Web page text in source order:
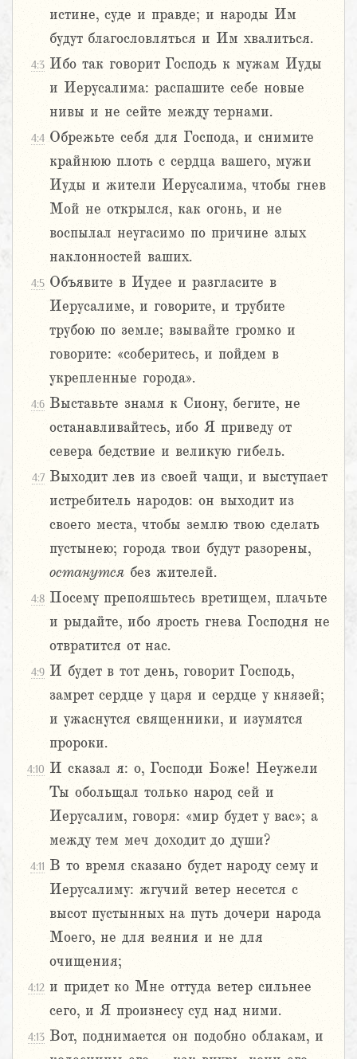
истине, суде и правде; и народы Им
будут благословляться и Им хвалиться.
4:3 Ибо так говорит Господь к мужам Иуды
и Иерусалима: распашите себе новые
нивы и не сейте между тернами.
4:4 Обрежьте себя для Господа, и снимите
крайнюю плоть с сердца вашего, мужи
Иуды и жители Иерусалима, чтобы гнев
Мой не открылся, как огонь, и не
воспылал неугасимо по причине злых
наклонностей ваших.
4:5 Объявите в Иудее и разгласите в
Иерусалиме, и говорите, и трубите
трубою по земле; взывайте громко и
говорите: «соберитесь, и пойдем в
укрепленные города».
4:6 Выставьте знамя к Сиону, бегите, не
останавливайтесь, ибо Я приведу от
севера бедствие и великую гибель.
4:7 Выходит лев из своей чащи, и выступает
истребитель народов: он выходит из
своего места, чтобы землю твою сделать
пустынею; города твои будут разорены,
останутся без жителей.
4:8 Посему препояшьтесь вретищем, плачьте
и рыдайте, ибо ярость гнева Господня не
отвратится от нас.
4:9 И будет в тот день, говорит Господь,
замрет сердце у царя и сердце у князей;
и ужаснутся священники, и изумятся
пророки.
4:10 И сказал я: о, Господи Боже! Неужели
Ты обольщал только народ сей и
Иерусалим, говоря: «мир будет у вас»; а
между тем меч доходит до души?
4:11 В то время сказано будет народу сему и
Иерусалиму: жгучий ветер несется с
высот пустынных на путь дочери народа
Моего, не для веяния и не для
очищения;
4:12 и придет ко Мне оттуда ветер сильнее
сего, и Я произнесу суд над ними.
4:13 Вот, поднимается он подобно облакам, и